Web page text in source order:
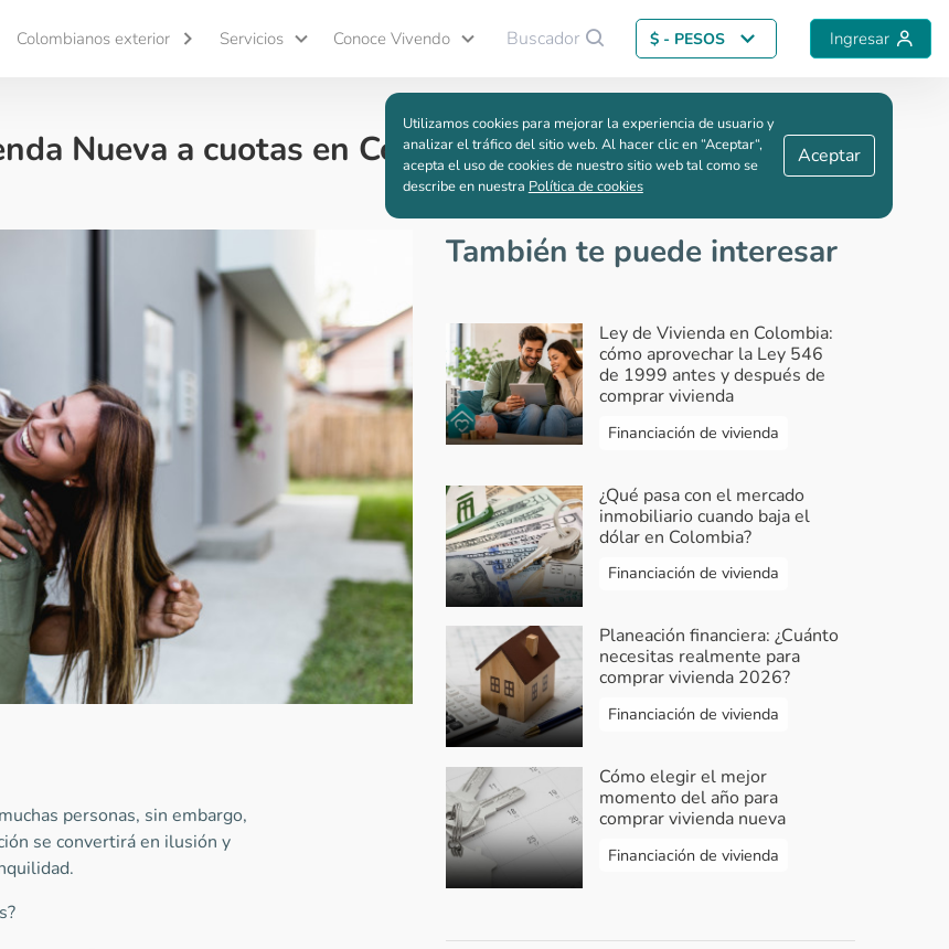
Colombianos exterior Servicios Conoce Vivendo Buscador $ - PESOS Ingresar
Nueva a cuotas en Colombia
personas, sin embargo,
se convertirá en ilusión y
También te puede interesar
Ley de Vivienda en Colombia:
cómo aprovechar la Ley 546
de 1999 antes y después de
comprar vivienda
Financiación de vivienda
¿Qué pasa con el mercado
inmobiliario cuando baja el
dólar en Colombia?
Financiación de vivienda
Planeación financiera: ¿Cuánto
necesitas realmente para
comprar vivienda 2026?
Financiación de vivienda
Cómo elegir el mejor
momento del año para
comprar vivienda nueva
Financiación de vivienda
Utilizamos cookies para mejorar la experiencia de usuario y
analizar el tráfico del sitio web. Al hacer clic en “Aceptar“,
acepta el uso de cookies de nuestro sitio web tal como se
describe en nuestra Política de cookies
Aceptar
Guardar comparación